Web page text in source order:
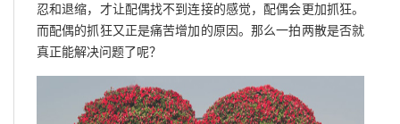
忍和退缩，才让配偶找不到连接的感觉，配偶会更加抓狂。
而配偶的抓狂又正是痛苦增加的原因。那么一拍两散是否就
真正能解决问题了呢？